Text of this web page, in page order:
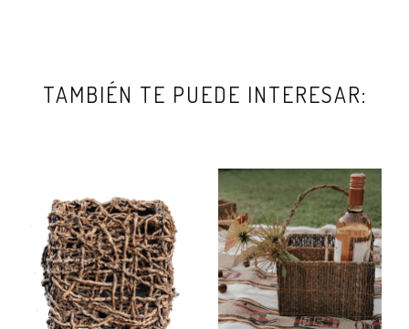
TAMBIÉN TE PUEDE INTERESAR: